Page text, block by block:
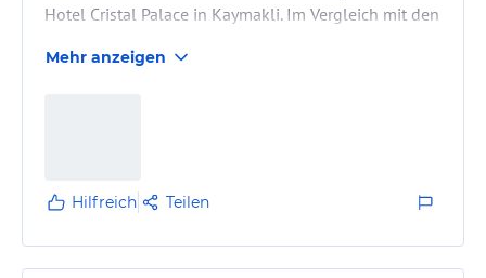
Hotel Cristal Palace in Kaymakli. Im Vergleich mit den
kennengelernt haben, war dieses das mit weitem
Beispiel 1: Die Minibar im Zimmer bestand aus einem
Mehr anzeigen
Hilfreich Teilen